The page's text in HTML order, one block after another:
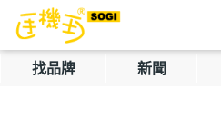
找品牌 新聞